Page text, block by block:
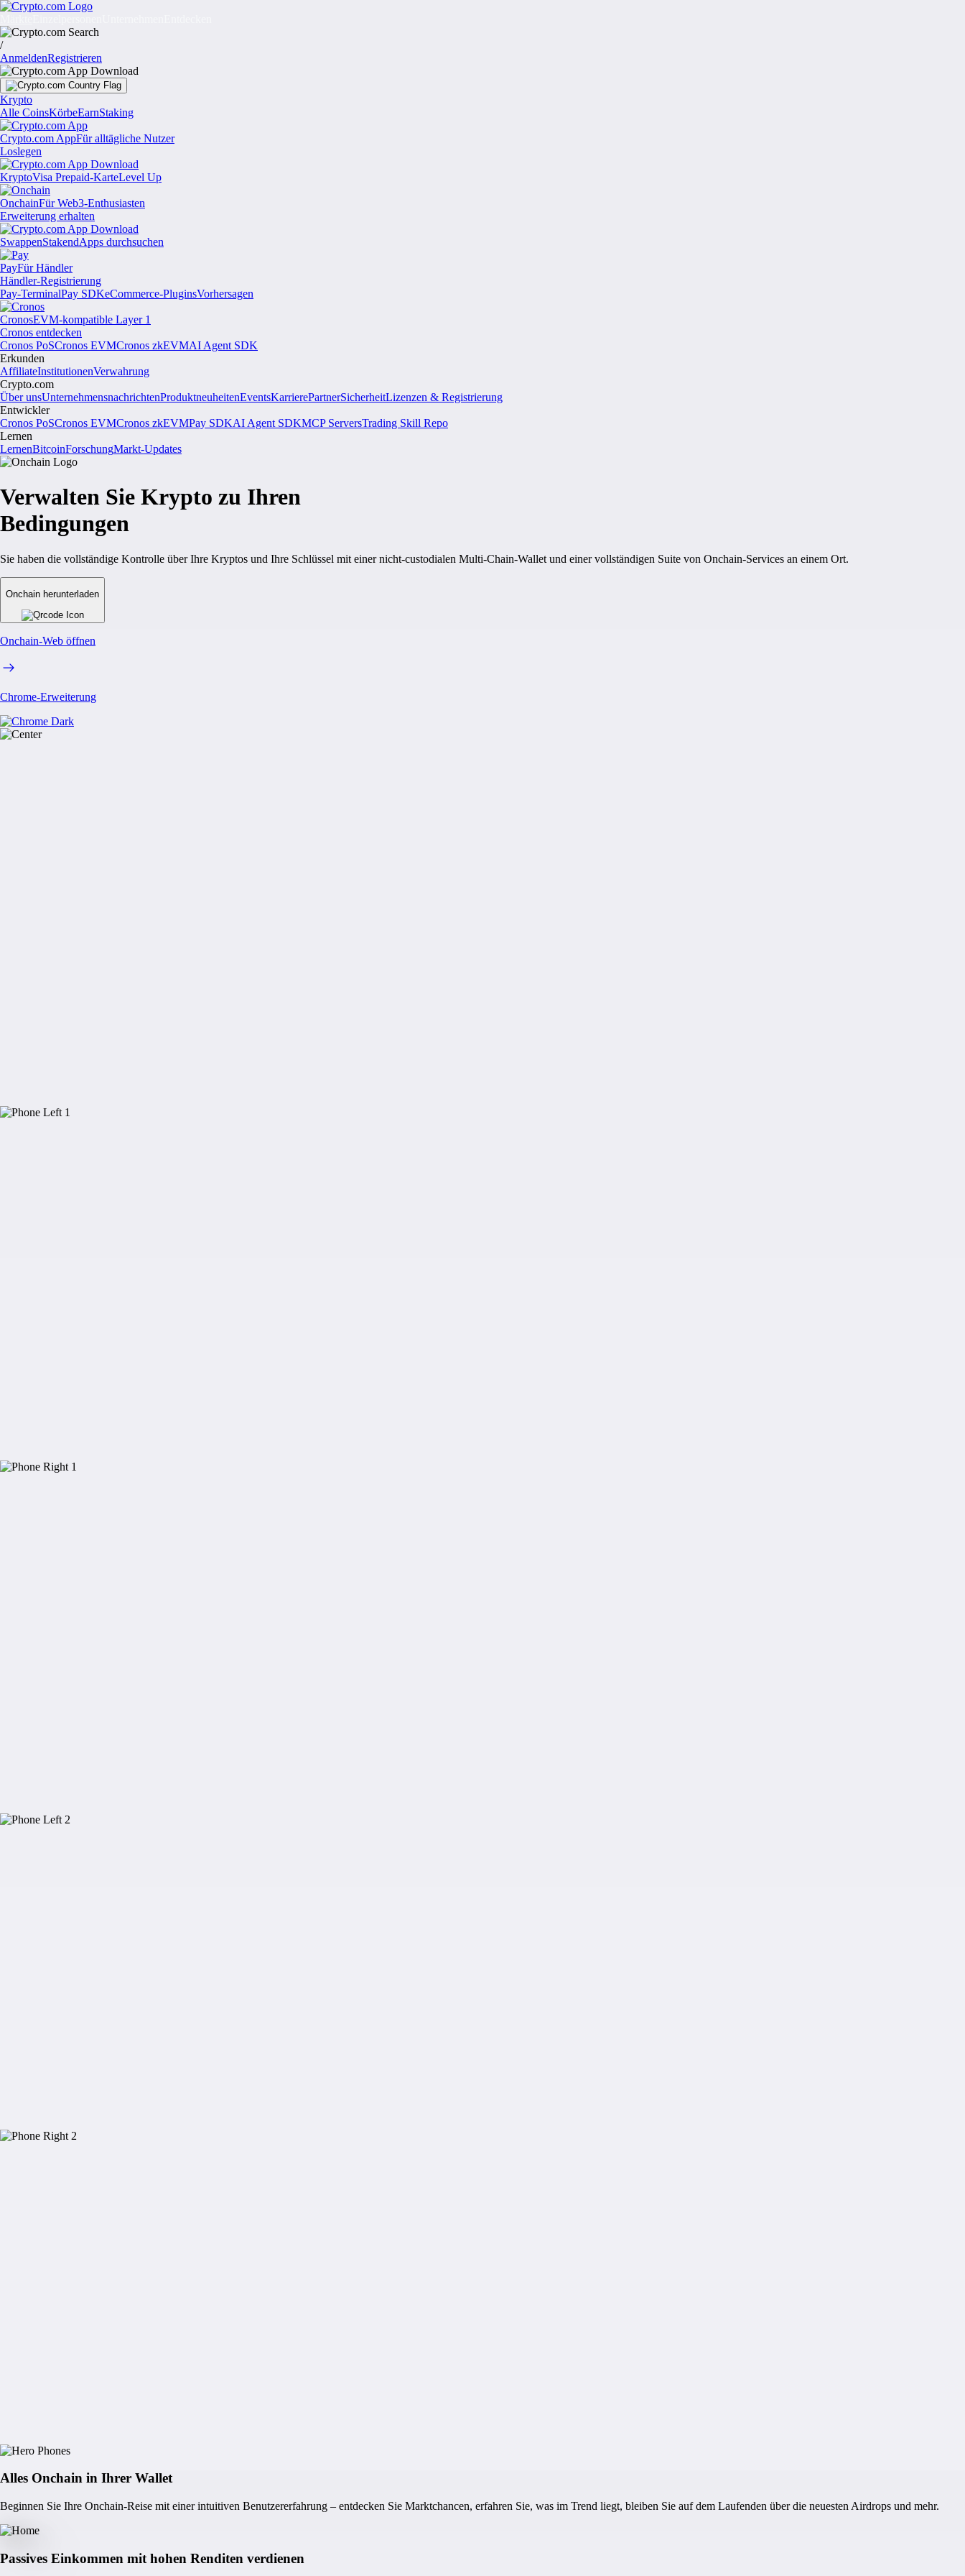
/
AnmeldenRegistrieren
Krypto
Alle CoinsKörbeEarnStaking
Crypto.com AppFür alltägliche Nutzer
Loslegen
KryptoVisa Prepaid-KarteLevel Up
OnchainFür Web3-Enthusiasten
Erweiterung erhalten
SwappenStakendApps durchsuchen
PayFür Händler
Händler-Registrierung
Pay-TerminalPay SDKeCommerce-PluginsVorhersagen
CronosEVM-kompatible Layer 1
Cronos entdecken
Cronos PoSCronos EVMCronos zkEVMAI Agent SDK
Erkunden
AffiliateInstitutionenVerwahrung
Crypto.com
Über unsUnternehmensnachrichtenProduktneuheitenEventsKarrierePartnerSicherheitLizenzen & Registrierung
Entwickler
Cronos PoSCronos EVMCronos zkEVMPay SDKAI Agent SDKMCP ServersTrading Skill Repo
Lernen
LernenBitcoinForschungMarkt-Updates
Verwalten Sie Krypto zu Ihren
Bedingungen
Sie haben die vollständige Kontrolle über Ihre Kryptos und Ihre Schlüssel mit einer nicht-custodialen Multi-Chain-Wallet und einer vollständigen Suite von Onchain-Services an einem Ort.
Onchain herunterladen
Onchain-Web öffnen
Chrome-Erweiterung
Alles Onchain in Ihrer Wallet
Beginnen Sie Ihre Onchain-Reise mit einer intuitiven Benutzererfahrung – entdecken Sie Marktchancen, erfahren Sie, was im Trend liegt, bleiben Sie auf dem Laufenden über die neuesten Airdrops und mehr.
Passives Einkommen mit hohen Renditen verdienen